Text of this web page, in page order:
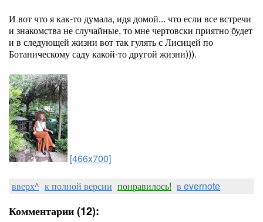
И вот что я как-то думала, идя домой... что если все встречи
и знакомства не случайные, то мне чертовски приятно будет
и в следующей жизни вот так гулять с Лисицей по
Ботаническому саду какой-то другой жизни))).
[466x700]
вверх^ к полной версии понравилось! в evernote
Комментарии (12):